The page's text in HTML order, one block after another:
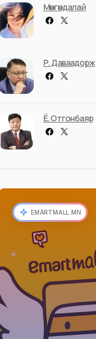
Мөнгөндалай
Р. Даваадорж
Ё. Отгонбаяр
EMARTMALL.MN